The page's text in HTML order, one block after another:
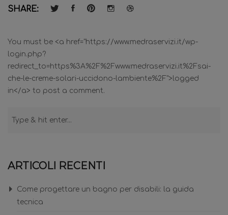
SHARE:
You must be <a href="https://www.medraservizi.it/wp-
login.php?
redirect_to=https%3A%2F%2Fwww.medraservizi.it%2Fsai-
che-le-creme-solari-uccidono-lambiente%2F">logged
in</a> to post a comment.
ARTICOLI RECENTI
Come progettare un bagno per disabili: la guida
tecnica